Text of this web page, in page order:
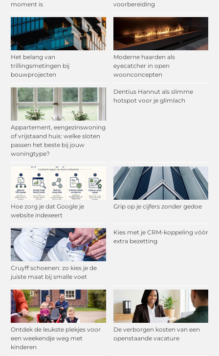
moment is
voorbereiding
Het belang van
trillingsmetingen bij
bouwprojecten
Moderne haarden als
eyecatcher in open
woonconcepten
Appartement, eengezinswoning
of vrijstaand huis: welke sloten
passen het beste bij jouw
woningtype?
Dentius Hannut als slimme
hotspot voor je glimlach
Hoe zorg je dat Google je
website indexeert
Grip op je cijfers zonder gedoe
Cruyff schoenen: zo kies je de
juiste maat bij smalle voet
Kies met je CRM-koppeling vóór
extra bezetting
Ontdek de leukste plekjes voor
een weekendje weg met
kinderen
De verborgen kosten van een
openstaande vacature